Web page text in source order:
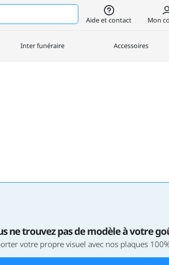
Aide et contact Mon
Inter funéraire Accessoires
ne trouvez pas de modèle à votre
votre propre visuel avec nos plaques